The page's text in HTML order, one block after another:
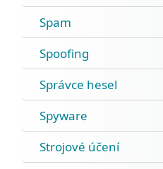
Spam
Spoofing
Správce hesel
Spyware
Strojové účení